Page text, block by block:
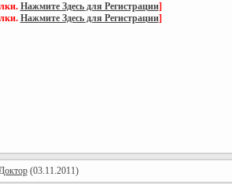
Нажмите Здесь для Регистрации]
Нажмите Здесь для Регистрации]
(03.11.2011)